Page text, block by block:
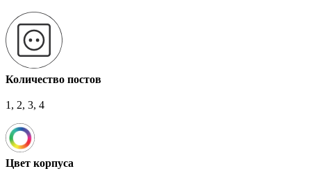
Количество постов
1, 2, 3, 4
Цвет корпуса